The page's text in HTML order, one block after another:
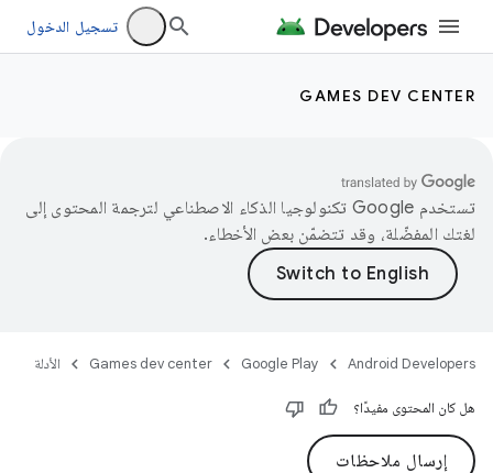
تسجيل الدخول
GAMES DEV CENTER
تستخدم Google تكنولوجيا الذكاء الاصطناعي لترجمة المحتوى إلى
لغتك المفضّلة، وقد تتضمّن بعض الأخطاء.
Android Developers
Google Play
Games dev center الأدلة
هل كان المحتوى مفيدًا؟
إرسال ملاحظات